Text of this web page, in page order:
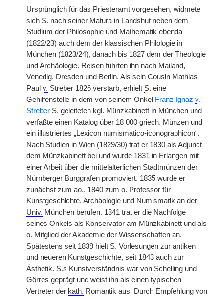
Ursprünglich für das Priesteramt vorgesehen, widmete
sich S. nach seiner Matura in Landshut neben dem
Studium der Philosophie und Mathematik ebenda
(1822/23) auch dem der klassischen Philologie in
München (1823/24), danach bis 1827 dem der Theologie
und Archäologie. Reisen führten ihn nach Mailand,
Venedig, Dresden und Berlin. Als sein Cousin Mathias
Paul v. Streber 1826 verstarb, erhielt S. eine
Gehilfenstelle in dem von seinem Onkel Franz Ignaz v.
Streber S. geleiteten kgl. Münzkabinett in München und
verfaßte einen Katalog über 18 000 griech. Münzen und
ein illustriertes „Lexicon numismatico-iconographicon“.
Nach Studien in Wien (1829/30) trat er 1830 als Adjunct
dem Münzkabinett bei und wurde 1831 in Erlangen mit
einer Arbeit über die mittelalterlichen Stadtmünzen der
Nürnberger Burggrafen promoviert. 1835 wurde er
zunächst zum ao., 1840 zum o. Professor für
Kunstgeschichte, Archäologie und Numismatik an der
Univ. München berufen. 1841 trat er die Nachfolge
seines Onkels als Konservator am Münzkabinett und als
o. Mitglied der Akademie der Wissenschaften an.
Spätestens seit 1839 hielt S. Vorlesungen zur antiken
und neueren Kunstgeschichte, seit 1843 auch zur
Ästhetik. S.s Kunstverständnis war von Schelling und
Görres geprägt und weist ihn als einen typischen
Vertreter der kath. Romantik aus. Durch Empfehlung von